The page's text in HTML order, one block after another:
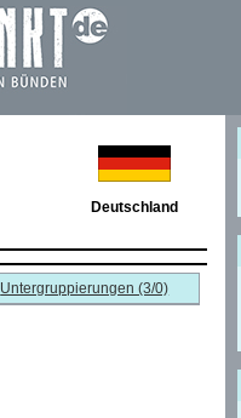
Deutschland
Untergruppierungen (3/0)